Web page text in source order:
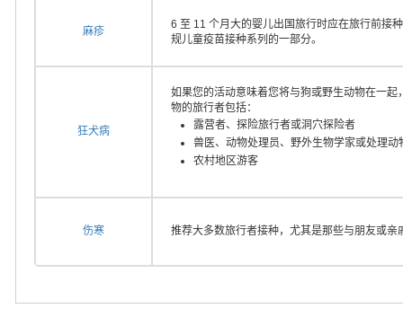
麻疹
6 至 11 个月大的婴儿出国旅行时应在旅行前接
规儿童疫苗接种系列的一部分。
狂犬病
如果您的活动意味着您将与狗或野生动物在一
物的旅行者包括：
露营者、探险旅行者或洞穴探险者
兽医、动物处理员、野外生物学家或处理
农村地区游客
伤寒 推荐大多数旅行者接种，尤其是那些与朋友或